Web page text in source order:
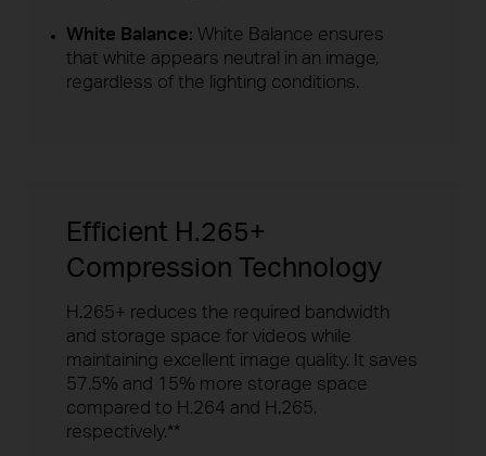
White Balance:White Balance ensures
that white appears neutral in an image,
regardless of the lighting conditions.
Efficient H.265+
Compression Technology
H.265+ reduces the required bandwidth
and storage space for videos while
maintaining excellent image quality. It saves
57.5% and 15% more storage space
compared to H.264 and H.265,
respectively.**